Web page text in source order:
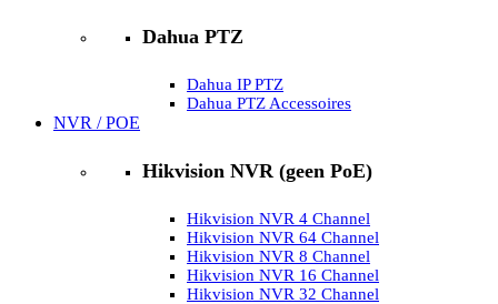
Dahua PTZ
Dahua IP PTZ
Dahua PTZ Accessoires
NVR / POE
Hikvision NVR (geen PoE)
Hikvision NVR 4 Channel
Hikvision NVR 64 Channel
Hikvision NVR 8 Channel
Hikvision NVR 16 Channel
Hikvision NVR 32 Channel